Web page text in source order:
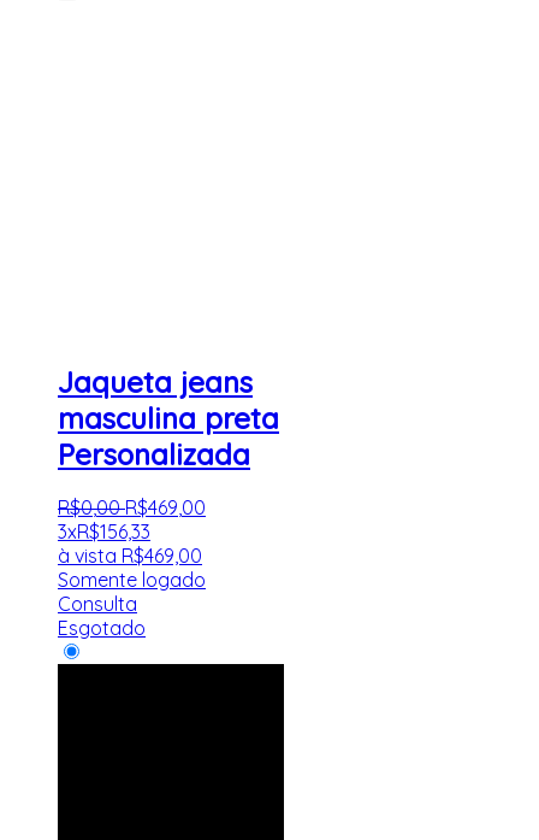
Jaqueta jeans
masculina preta
Personalizada
R$0,00 R$469,00
3xR$156,33
à vista R$469,00
Somente logado
Consulta
Esgotado